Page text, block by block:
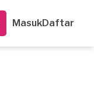
MasukDaftar